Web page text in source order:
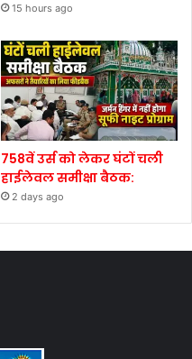
15 hours ago
758वें उर्स को लेकर घंटों चली
हाईलेवल समीक्षा बैठक:
2 days ago